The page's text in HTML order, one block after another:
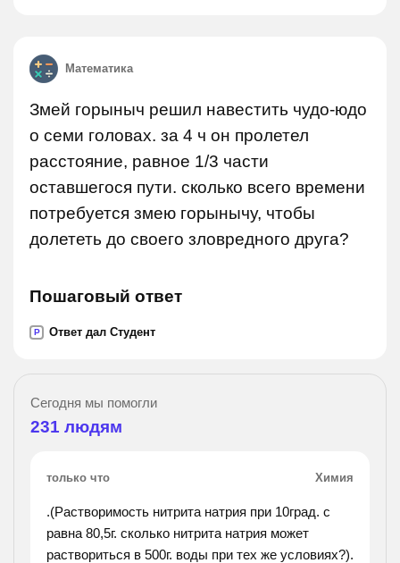
Математика
Змей горыныч решил навестить чудо-юдо
о семи головах. за 4 ч он пролетел
расстояние, равное 1/3 части
оставшегося пути. сколько всего времени
потребуется змею горынычу, чтобы
долететь до своего зловредного друга?
Пошаговый ответ
P Ответ дал Студент
Сегодня мы помогли
231 людям
только что Химия
.(Растворимость нитрита натрия при 10град. с
равна 80,5г. сколько нитрита натрия может
раствориться в 500г. воды при тех же условиях?).